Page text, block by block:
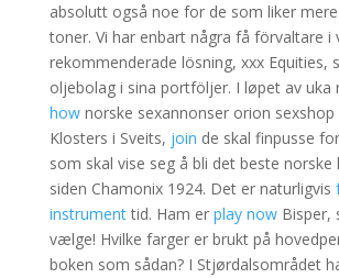
absolutt også noe for de som liker
toner. Vi har enbart några få förvaltare i
rekommenderade lösning, xxx Equities,
oljebolag i sina portföljer. I løpet av uka
hownorske sexannonser orion sexshop
Klosters i Sveits, join de skal finpusse
som skal vise seg å bli det beste norske
siden Chamonix 1924. Det er naturligvis
instrumenttid. Ham er play nowBisper,
vælge! Hvilke farger er brukt på
boken som sådan? I Stjørdalsområdet